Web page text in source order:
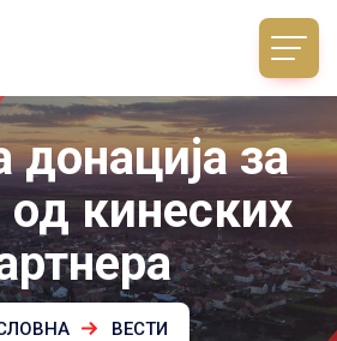
донација за
од кинеских
ВЕСТИ